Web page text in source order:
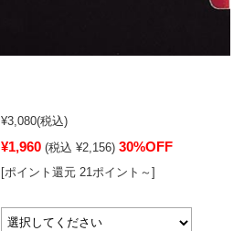
¥3,080(税込)
¥1,960 (税込 ¥2,156) 30%OFF
[ポイント還元 21ポイント～]